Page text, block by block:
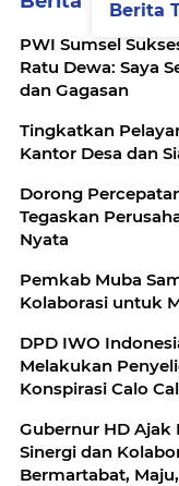
PWI Sumsel
Ratu Dewa: Saya
dan Gagasan
Tingkatkan
Kantor Desa dan
Dorong
Tegaskan
Nyata
Pemkab Muba
Kolaborasi untuk
DPD IWO
Melakukan
Konspirasi Calo
Gubernur HD Ajak
Sinergi dan
Bermartabat,
Berita